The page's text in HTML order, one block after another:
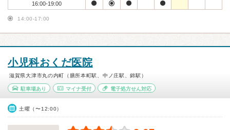
16:00-19:00
14:00-17:00
小児科おくだ医院
滋賀県大津市丸の内町（膳所本町駅、中ノ庄駅、錦駅）
駐車場あり マイナ受付 電子処方せん対応
土曜（〜12:00）